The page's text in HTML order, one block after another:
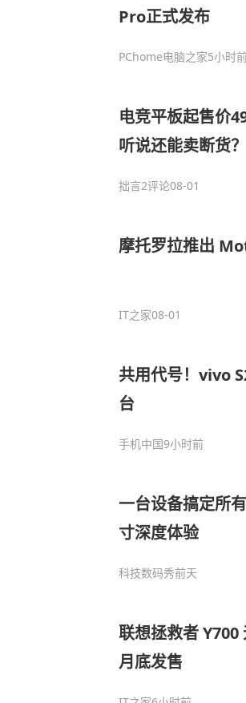
Pro正式发布
PChome电脑之家5小时
电竞平板起售价
听说还能卖断货？
拙言2评论08-01
摩托罗拉推出
IT之家08-01
共用代号！vivo
台
手机中国9小时前
一台设备搞定所
寸深度体验
科技数码秀前天
联想拯救者
月底发售